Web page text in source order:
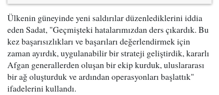
Ülkenin güneyinde yeni saldırılar düzenlediklerini iddia
eden Sadat, "Geçmişteki hatalarımızdan ders çıkardık. Bu
kez başarısızlıkları ve başarıları değerlendirmek için
zaman ayırdık, uygulanabilir bir strateji geliştirdik, kararlı
Afgan generallerden oluşan bir ekip kurduk, uluslararası
bir ağ oluşturduk ve ardından operasyonları başlattık"
ifadelerini kullandı.